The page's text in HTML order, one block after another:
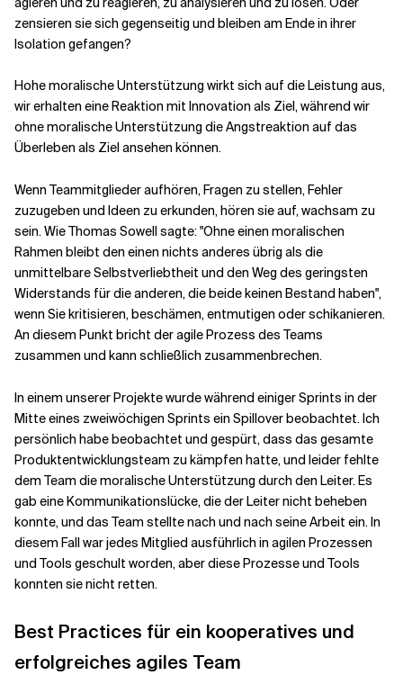
zensieren sie sich gegenseitig und bleiben am Ende in ihrer
Isolation gefangen?
Hohe moralische Unterstützung wirkt sich auf die Leistung aus,
wir erhalten eine Reaktion mit Innovation als Ziel, während wir
ohne moralische Unterstützung die Angstreaktion auf das
Überleben als Ziel ansehen können.
Wenn Teammitglieder aufhören, Fragen zu stellen, Fehler
zuzugeben und Ideen zu erkunden, hören sie auf, wachsam zu
sein. Wie Thomas Sowell sagte: "Ohne einen moralischen
Rahmen bleibt den einen nichts anderes übrig als die
unmittelbare Selbstverliebtheit und den Weg des geringsten
Widerstands für die anderen, die beide keinen Bestand haben",
wenn Sie kritisieren, beschämen, entmutigen oder schikanieren.
An diesem Punkt bricht der agile Prozess des Teams
zusammen und kann schließlich zusammenbrechen.
In einem unserer Projekte wurde während einiger Sprints in der
Mitte eines zweiwöchigen Sprints ein Spillover beobachtet. Ich
persönlich habe beobachtet und gespürt, dass das gesamte
Produktentwicklungsteam zu kämpfen hatte, und leider fehlte
dem Team die moralische Unterstützung durch den Leiter. Es
gab eine Kommunikationslücke, die der Leiter nicht beheben
konnte, und das Team stellte nach und nach seine Arbeit ein. In
diesem Fall war jedes Mitglied ausführlich in agilen Prozessen
und Tools geschult worden, aber diese Prozesse und Tools
konnten sie nicht retten.
Best Practices für ein kooperatives und
erfolgreiches agiles Team